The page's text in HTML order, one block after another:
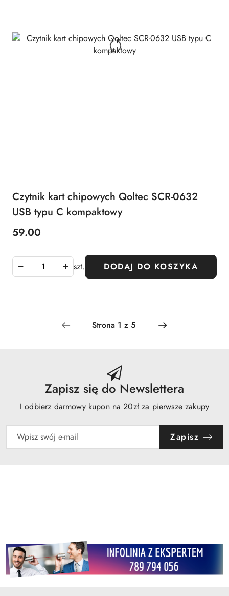
Czytnik kart chipowych Qoltec SCR-0632
USB typu C kompaktowy
Cena:
59.00
szt. DODAJ DO KOSZYKA
Zapisz się do Newslettera
I odbierz darmowy kupon na 20zł za pierwsze zakupy
Zapisz